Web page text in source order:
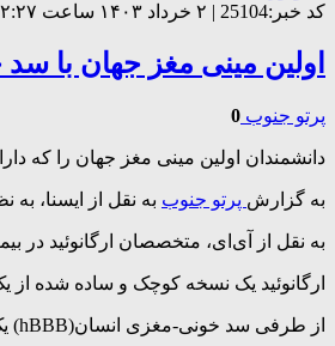
کد خبر:25104 | ۲ خرداد ۱۴۰۳ ساعت ۱۲:۲۷
اولین مینی مغز جهان با
پرتو جنوب 0
دانشمندان اولین مینی مغز جهان را که
به گزارش پرتو جنوب به نقل از ایسنا،
به نقل از آی‌ای، متخصصان ارگانوئید در
ارگانوئید یک نسخه کوچک و ساده شده از
از طرفی سد خونی-مغزی انسان(hBBB) یک سد بسیار تخصصی است و به تنظیم عبور خون و تقسیم سیستم عصبی مرکزی(CNS) کمک می‌کند.